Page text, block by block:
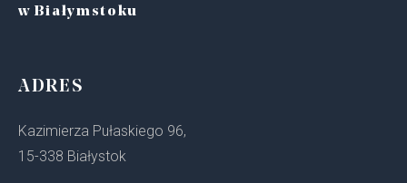
w Białymstoku
ADRES
Kazimierza Pułaskiego 96,
15-338 Białystok